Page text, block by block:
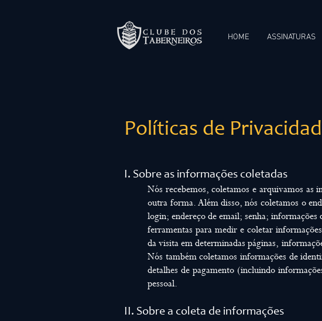
HOME ASSINATURAS
Políticas de
I. Sobre as informações coletadas
Nós recebemos, coletamos e arquivamos as
outra forma. Além disso, nós coletamos o
login; endereço de email; senha;
ferramentas para medir e coletar
da visita em determinadas páginas,
Nós também coletamos informações de
detalhes de pagamento (incluindo
pessoal.
II. Sobre a coleta de informações